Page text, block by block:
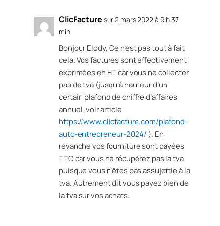
ClicFacture sur 2 mars 2022 à 9 h 37
min
Bonjour Elody, Ce n’est pas tout à fait
cela. Vos factures sont effectivement
exprimées en HT car vous ne collecter
pas de tva (jusqu’à hauteur d’un
certain plafond de chiffre d’affaires
annuel, voir article
https://www.clicfacture.com/plafond-
auto-entrepreneur-2024/ ). En
revanche vos fourniture sont payées
TTC car vous ne récupérez pas la tva
puisque vous n’êtes pas assujettie à la
tva. Autrement dit vous payez bien de
la tva sur vos achats.